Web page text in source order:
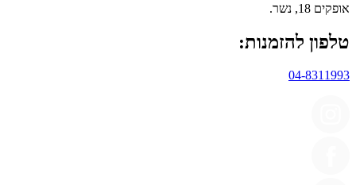
אופקים 18, נשר.
טלפון להזמנות:
04-8311993